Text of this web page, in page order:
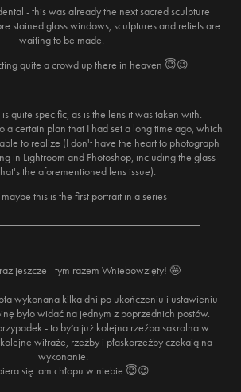
- this was already the next sacred sculpture
stained glass windows, sculptures and reliefs are
waiting to be made.
quite a crowd up there in heaven 😇😉
quite specific, as is the lens it was taken with.
a certain plan that I had set a long time ago, which
to realize (I don't have the heart to photograph
in Lightroom and Photoshop, including the glass
the aforementioned lens issue).
this is the first portrait in a series
jeszcze - tym razem Wniebowzięty! 🤪
wykonana kilka dni po ukończeniu i ustawieniu
było widać na jednym z poprzednich postów.
- to była już kolejna rzeźba sakralna w
witraże, rzeźby i płaskorzeźby czekają na
wykonanie.
się tam chłopu w niebie 😇😉